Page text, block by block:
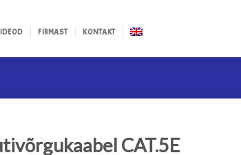
FIRMAST KONTAKT
CAT.5E